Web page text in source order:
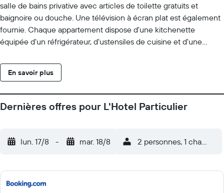
salle de bains privative avec articles de toilette gratuits et
baignoire ou douche. Une télévision à écran plat est également
fournie. Chaque appartement dispose d'une kitchenette
équipée d'un réfrigérateur, d'ustensiles de cuisine et d'une
de 400 mètres de l'établissement. Le petit-déjeuner est
disponible sur demande. L'Hôtel Particulier Appartements
km de l'autoroute A31. Un parking privé est disponible sur place
moyennant des frais supplémentaires.
En savoir plus
Dernières offres pour L'Hotel Particulier
lun. 17/8 - mar. 18/8 2 personnes, 1 chambre